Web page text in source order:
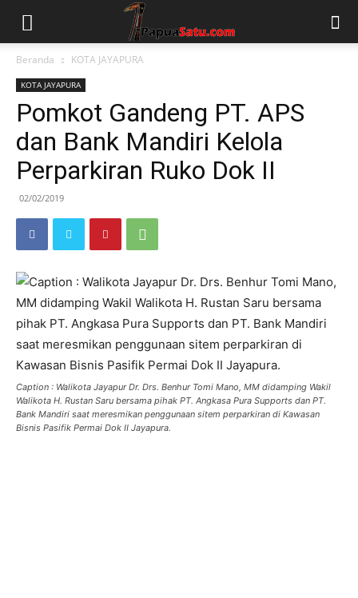
Beranda KOTA JAYAPURA
KOTA JAYAPURA
Pomkot Gandeng PT. APS
dan Bank Mandiri Kelola
Perparkiran Ruko Dok II
02/02/2019
Caption : Walikota Jayapur Dr. Drs. Benhur Tomi Mano, MM didamping Wakil
Walikota H. Rustan Saru bersama pihak PT. Angkasa Pura Supports dan PT.
Bank Mandiri saat meresmikan penggunaan sitem perparkiran di Kawasan
Bisnis Pasifik Permai Dok II Jayapura.